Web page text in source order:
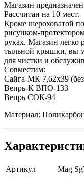
Магазин
Рассчитан на 10 мест.
Кроме шероховатой
рисунком-
руках. Магазин легко
тыльной крышки, вы
для чистки и
Совместим:
Сайга-МК 7,62х39 (без
Вепрь-К ВПО-133
Вепрь СОК-94
Материал:
Артикул
Mag